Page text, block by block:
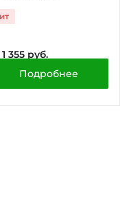
355 руб.
Подробнее